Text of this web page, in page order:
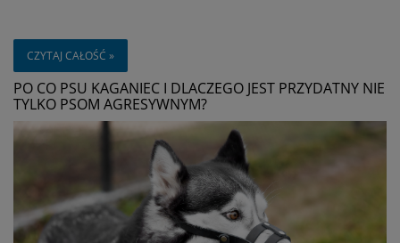
CZYTAJ CAŁOŚĆ »
PO CO PSU KAGANIEC I DLACZEGO JEST PRZYDATNY NIE
TYLKO PSOM AGRESYWNYM?